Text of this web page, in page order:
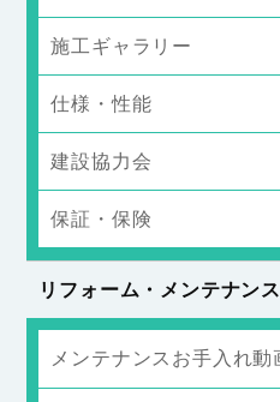
施工ギャラリー
仕様・性能
建設協力会
保証・保険
リフォーム・メンテナンス
メンテナンスお手入れ動